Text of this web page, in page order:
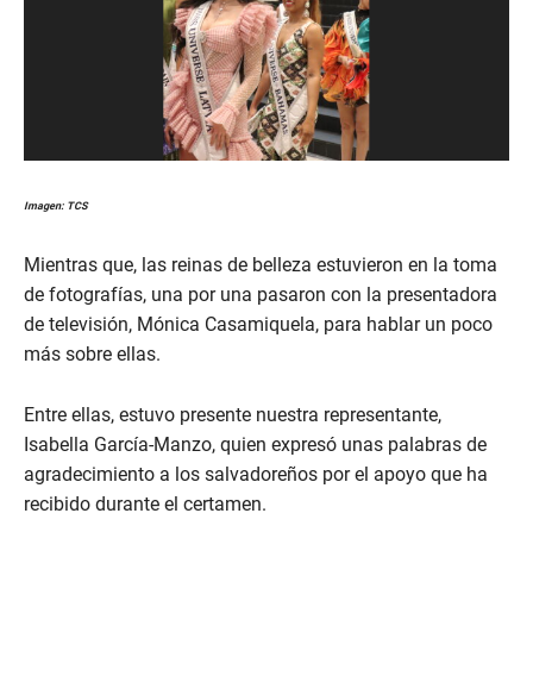
Imagen: TCS
Mientras que, las reinas de belleza estuvieron en la toma
de fotografías, una por una pasaron con la presentadora
de televisión, Mónica Casamiquela, para hablar un poco
más sobre ellas.
Entre ellas, estuvo presente nuestra representante,
Isabella García-Manzo, quien expresó unas palabras de
agradecimiento a los salvadoreños por el apoyo que ha
recibido durante el certamen.